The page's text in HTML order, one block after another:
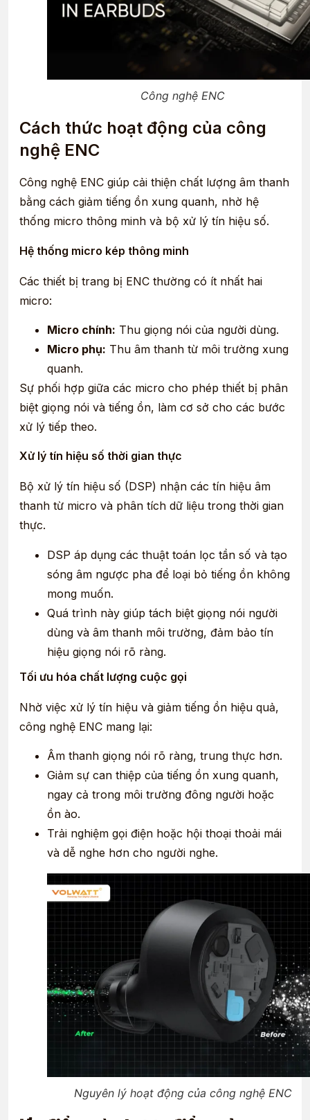
Công nghệ ENC
Cách thức hoạt động của công
nghệ ENC
Công nghệ ENC giúp cải thiện chất lượng âm thanh
bằng cách giảm tiếng ồn xung quanh, nhờ hệ
thống micro thông minh và bộ xử lý tín hiệu số.
Hệ thống micro kép thông minh
Các thiết bị trang bị ENC thường có ít nhất hai
micro:
Micro chính: Thu giọng nói của người dùng.
Micro phụ: Thu âm thanh từ môi trường xung
quanh.
Sự phối hợp giữa các micro cho phép thiết bị phân
biệt giọng nói và tiếng ồn, làm cơ sở cho các bước
xử lý tiếp theo.
Xử lý tín hiệu số thời gian thực
Bộ xử lý tín hiệu số (DSP) nhận các tín hiệu âm
thanh từ micro và phân tích dữ liệu trong thời gian
thực.
DSP áp dụng các thuật toán lọc tần số và tạo
sóng âm ngược pha để loại bỏ tiếng ồn không
mong muốn.
Quá trình này giúp tách biệt giọng nói người
dùng và âm thanh môi trường, đảm bảo tín
hiệu giọng nói rõ ràng.
Tối ưu hóa chất lượng cuộc gọi
Nhờ việc xử lý tín hiệu và giảm tiếng ồn hiệu quả,
công nghệ ENC mang lại:
Âm thanh giọng nói rõ ràng, trung thực hơn.
Giảm sự can thiệp của tiếng ồn xung quanh,
ngay cả trong môi trường đông người hoặc
ồn ào.
Trải nghiệm gọi điện hoặc hội thoại thoải mái
và dễ nghe hơn cho người nghe.
Nguyên lý hoạt động của công nghệ ENC